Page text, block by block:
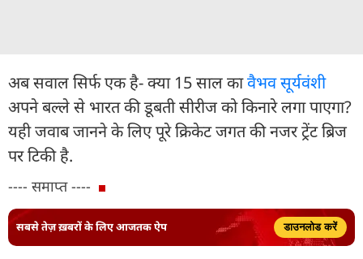
अब सवाल सिर्फ एक है- क्या 15 साल कावैभव सूर्यवंशी
अपने बल्ले से भारत की डूबती सीरीज को किनारे लगा पाएगा?
यही जवाब जानने के लिए पूरे क्रिकेट जगत की नजर ट्रेंट ब्रिज
पर टिकी है.
---- समाप्त ----
सबसे तेज़ ख़बरों के लिए आजतक ऐप डाउनलोड करें